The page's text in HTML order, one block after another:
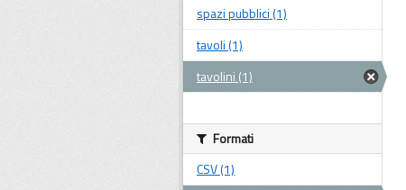
spazi pubblici (1)
tavoli (1)
tavolini (1)
Formati
CSV (1)